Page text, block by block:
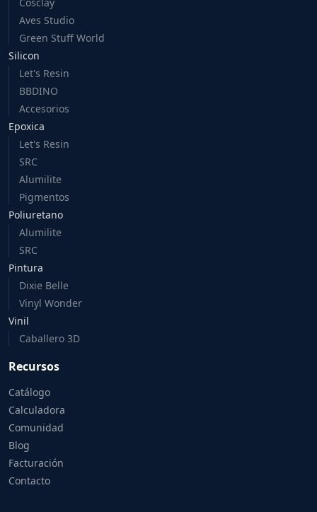
Aves Studio
Green Stuff World
Silicon
Let's Resin
BBDINO
Accesorios
Epoxica
Let's Resin
SRC
Alumilite
Pigmentos
Poliuretano
Alumilite
SRC
Pintura
Dixie Belle
Vinyl Wonder
Vinil
Caballero 3D
Recursos
Catálogo
Calculadora
Comunidad
Blog
Facturación
Contacto